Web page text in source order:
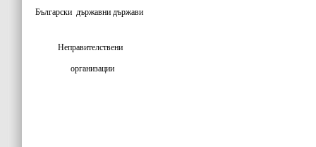
Български държавни държави
Неправителствени
организации